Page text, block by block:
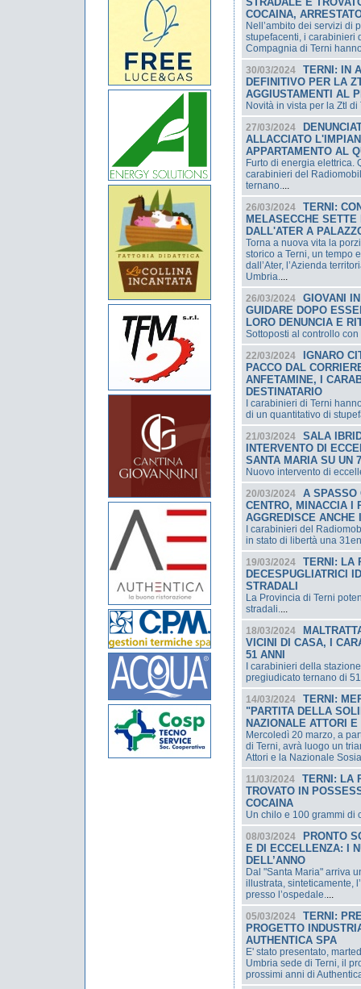
COCAINA,
Nell’ambito dei servizi di
stupefacenti, i carabinieri
Compagnia di Terni
30/03/2024
TERNI: IN
DEFINITIVO PER LA
AGGIUSTAMENTI AL
Novità in vista per la Ztl di
27/03/2024
ALLACCIATO
APPARTAMENTO AL
Furto di energia elettrica.
carabinieri del
ternano....
26/03/2024
TERNI:
MELASECCHE
DALL'ATER A
Torna a nuova vita la
storico a Terni, un tempo
dall’Ater, l’Azienda
Umbria....
26/03/2024
GIOVANI
GUIDARE DOPO
LORO DENUNCIA E
Sottoposti al controllo
22/03/2024
IGNARO
PACCO DAL
ANFETAMINE, I
DESTINATARIO
I carabinieri di Terni
di un quantitativo di
21/03/2024
SALA
INTERVENTO DI
SANTA MARIA SU UN
Nuovo intervento di
20/03/2024
A SPASSO
CENTRO, MINACCIA I
AGGREDISCE ANCHE
I carabinieri del
in stato di libertà una
19/03/2024
TERNI: LA
DECESPUGLIATRICI
STRADALI
La Provincia di Terni
stradali....
18/03/2024
VICINI DI CASA, I
51 ANNI
I carabinieri della
pregiudicato ternano di
14/03/2024
TERNI:
"PARTITA DELLA
NAZIONALE ATTORI
Mercoledì 20 marzo, a
di Terni, avrà luogo un
Attori e la Nazionale
11/03/2024
TERNI: LA
TROVATO IN
COCAINA
Un chilo e 100 grammi di
08/03/2024
PRONTO
E DI ECCELLENZA: I
DELL’ANNO
Dal "Santa Maria" arriva
illustrata, sinteticamente,
presso l’ospedale....
05/03/2024
TERNI:
PROGETTO
AUTHENTICA SPA
E' stato presentato,
Umbria sede di Terni, il
prossimi anni di